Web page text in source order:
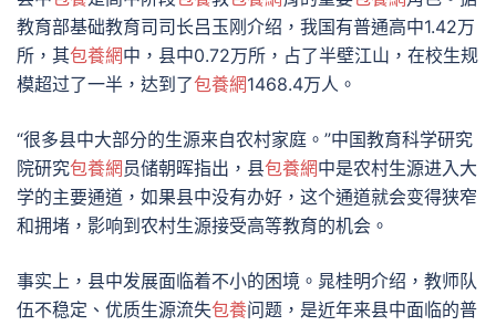
教育部基础教育司司长吕玉刚介绍，我国有普通高中1.42万
所，其包養網中，县中0.72万所，占了半壁江山，在校生规
模超过了一半，达到了包養網1468.4万人。
“很多县中大部分的生源来自农村家庭。”中国教育科学研究
院研究包養網 员储朝晖指出，县包養網中是农村生源进入大
学的主要通道，如果县中没有办好，这个通道就会变得狭窄
和拥堵，影响到农村生源接受高等教育的机会。
事实上，县中发展面临着不小的困境。晁桂明介绍，教师队
伍不稳定、优质生源流失包養问题，是近年来县中面临的普